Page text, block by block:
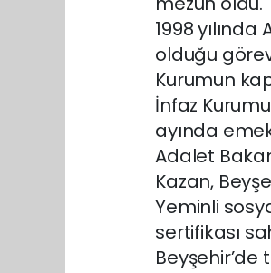
1998
olduğu
Kurumun
İnfaz
ayında
Adalet
Kazan,
Yeminli
sertifikası
Beyşehir’de